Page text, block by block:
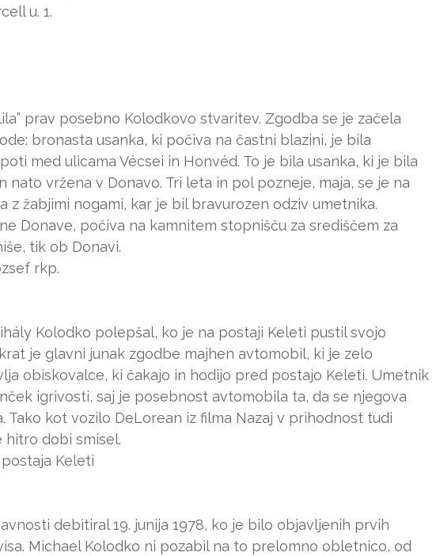
u. 1.
prav posebno Kolodkovo stvaritev. Zgodba se je začela
bronasta usanka, ki počiva na častni blazini, je bila
med ulicama Vécsei in Honvéd. To je bila usanka, ki je bila
nato vržena v Donavo. Tri leta in pol pozneje, maja, se je na
z žabjimi nogami, kar je bil bravurozen odziv umetnika.
Donave, počiva na kamnitem stopnišču za središčem za
tik ob Donavi.
rkp.
Kolodko polepšal, ko je na postaji Keleti pustil svojo
je glavni junak zgodbe majhen avtomobil, ki je zelo
obiskovalce, ki čakajo in hodijo pred postajo Keleti. Umetnik
igrivosti, saj je posebnost avtomobila ta, da se njegova
Tako kot vozilo DeLorean iz filma Nazaj v prihodnost tudi
hitro dobi smisel.
Keleti
debitiral 19. junija 1978, ko je bilo objavljenih prvih
Michael Kolodko ni pozabil na to prelomno obletnico, od